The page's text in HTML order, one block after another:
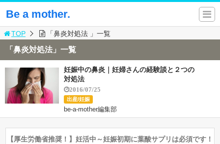
Be a mother.
TOP 「鼻炎対処法 」一覧
「鼻炎対処法」一覧
妊娠中の鼻炎｜妊婦さんの経験談と２つの
対処法
2016/07/25
出産/妊娠
be-a-mother編集部
【厚生労働省推奨！】妊活中～妊娠初期に葉酸サプリは必須です！